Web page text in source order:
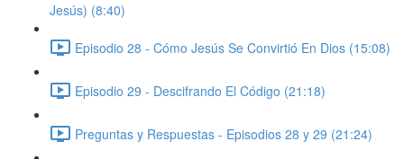
Jesús) (8:40)
Episodio 28 - Cómo Jesús Se Convirtió En Dios (15:08)
Episodio 29 - Descifrando El Código (21:18)
Preguntas y Respuestas - Episodios 28 y 29 (21:24)